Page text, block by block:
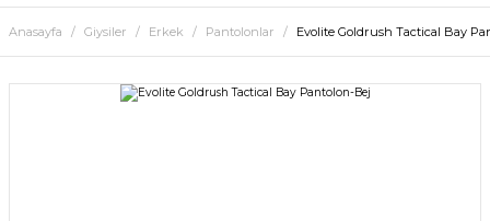
Anasayfa Giysiler Erkek Pantolonlar Evolite Goldrush Tactical Bay